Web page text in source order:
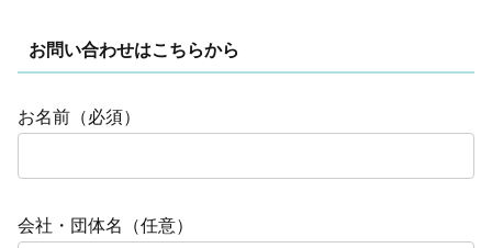
お問い合わせはこちらから
お名前（必須）
会社・団体名（任意）